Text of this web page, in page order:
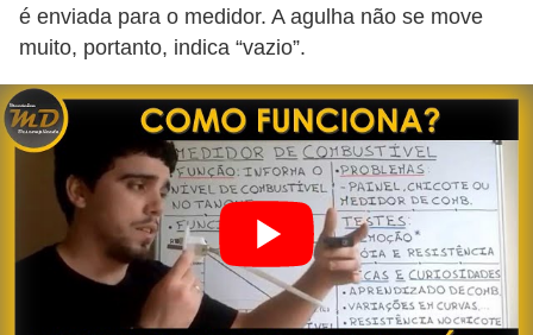
é enviada para o medidor. A agulha não se move
muito, portanto, indica “vazio”.
e
t
r
â
s